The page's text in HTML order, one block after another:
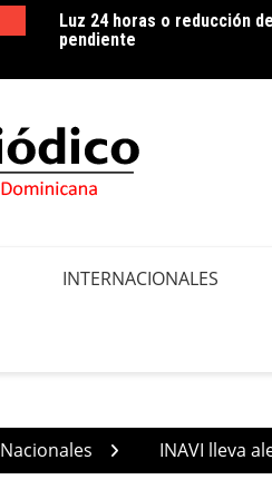
Luz 24 horas o reducción
pendiente
Edeeste informa apertura
realizar trabajos de mejora
INTERNACIONALES
Nacionales INAVI lleva